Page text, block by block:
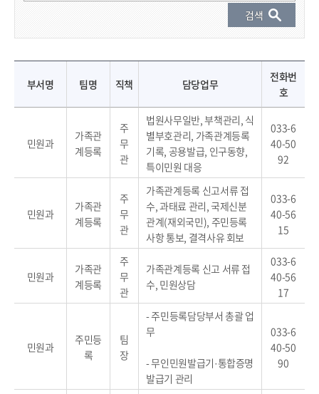
부서명 팀명 직책 담당업무
전화번
호
민원과
가족관
계등록
주
무
관
법원사무일반, 부책관리, 식
별부호관리, 가족관계등록
기록, 공용발급, 인구동향,
특이민원 대응
033-6
40-50
92
민원과
가족관
계등록
주
무
관
가족관계등록 신고서류 접
수, 과태료 관리, 국제신분
관계(재외국민), 주민등록
사항 통보, 결격사유 회보
033-6
40-56
15
민원과
가족관
계등록
주
무
관
가족관계등록 신고 서류 접
수, 민원상담
033-6
40-56
17
민원과
주민등
록
팀
장
- 주민등록담당부서 총괄 업
무
- 무인민원발급기·통합증명
발급기 관리
033-6
40-50
90